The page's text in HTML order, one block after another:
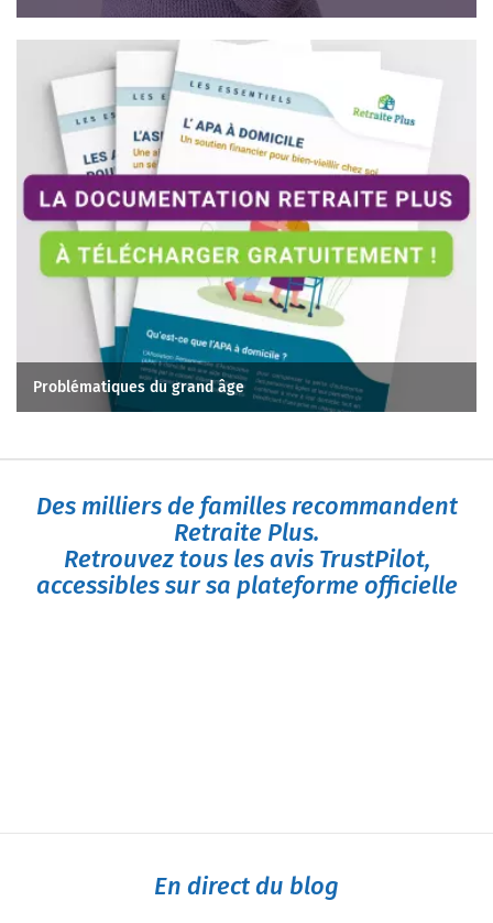
Problématiques du grand âge
Des milliers de familles recommandent
Retraite Plus.
Retrouvez tous les avis TrustPilot,
accessibles sur sa plateforme officielle
En direct du blog